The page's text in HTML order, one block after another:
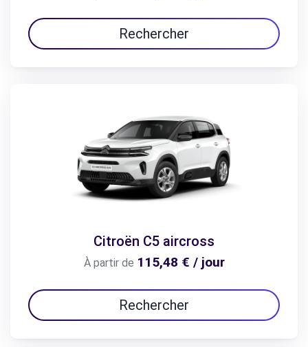
Rechercher
Citroën C5 aircross
À partir de 115,48 € / jour
Rechercher